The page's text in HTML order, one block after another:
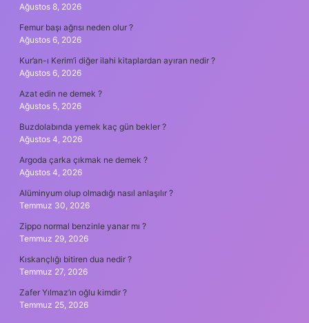
Ağustos 8, 2026
Femur başı ağrısı neden olur ?
Ağustos 6, 2026
Kur’an-ı Kerim’i diğer ilahi kitaplardan ayıran nedir ?
Ağustos 6, 2026
Azat edin ne demek ?
Ağustos 5, 2026
Buzdolabında yemek kaç gün bekler ?
Ağustos 4, 2026
Argoda çarka çıkmak ne demek ?
Ağustos 4, 2026
Alüminyum olup olmadığı nasıl anlaşılır ?
Temmuz 30, 2026
Zippo normal benzinle yanar mı ?
Temmuz 29, 2026
Kıskançlığı bitiren dua nedir ?
Temmuz 27, 2026
Zafer Yılmaz’ın oğlu kimdir ?
Temmuz 25, 2026